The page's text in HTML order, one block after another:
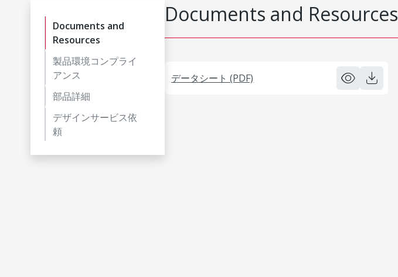
Documents and
Resources
製品環境コンプライ
アンス
部品詳細
デザインサービス依
頼
Documents and Resources
データシート (PDF)